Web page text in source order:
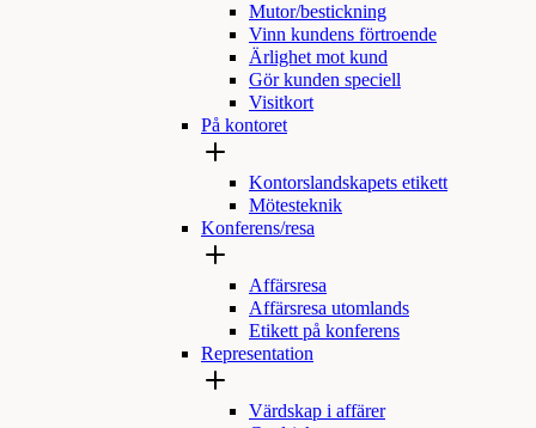
Mutor/bestickning
Vinn kundens förtroende
Ärlighet mot kund
Gör kunden speciell
Visitkort
På kontoret
Kontorslandskapets etikett
Mötesteknik
Konferens/resa
Affärsresa
Affärsresa utomlands
Etikett på konferens
Representation
Värdskap i affärer